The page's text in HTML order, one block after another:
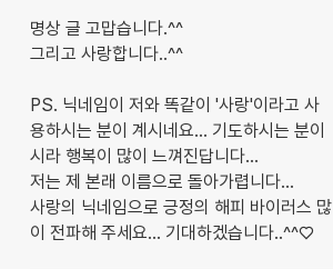
명상 글 고맙습니다.^^
그리고 사랑합니다..^^
PS. 닉네임이 저와 똑같이 '사랑'이라고 사
용하시는 분이 계시네요... 기도하시는 분이
시라 행복이 많이 느껴진답니다...
저는 제 본래 이름으로 돌아가렵니다...
사랑의 닉네임으로 긍정의 해피 바이러스 많
이 전파해 주세요... 기대하겠습니다..^^♡